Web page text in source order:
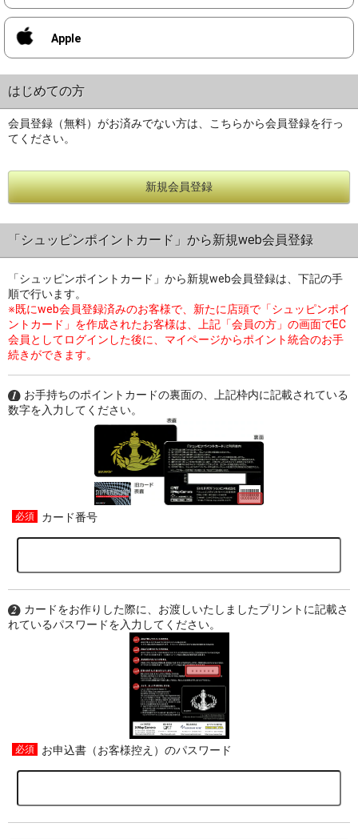
Apple
はじめての方
会員登録（無料）がお済みでない方は、こちらから会員登録を行っ
てください。
新規会員登録
「シュッピンポイントカード」から新規web会員登録
「シュッピンポイントカード」から新規web会員登録は、下記の手
順で行います。
※既にweb会員登録済みのお客様で、新たに店頭で「シュッピンポイ
ントカード」を作成されたお客様は、上記「会員の方」の画面でEC
会員としてログインした後に、マイページからポイント統合のお手
続きができます。
お手持ちのポイントカードの裏面の、上記枠内に記載されている
数字を入力してください。
カード番号
カードをお作りした際に、お渡しいたしましたプリントに記載さ
れているパスワードを入力してください。
お申込書（お客様控え）のパスワード